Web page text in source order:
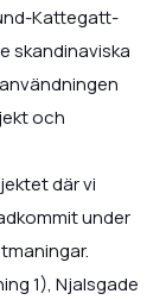
Kattegatt-
skandinaviska
och
där vi
under
1), Njalsgade